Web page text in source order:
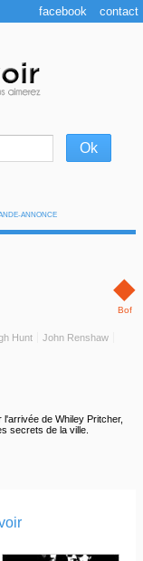
ANNONCE
◆
Bof
Hunt
John Renshaw
de Whiley Pritcher,
secrets de la ville.
facebook contact